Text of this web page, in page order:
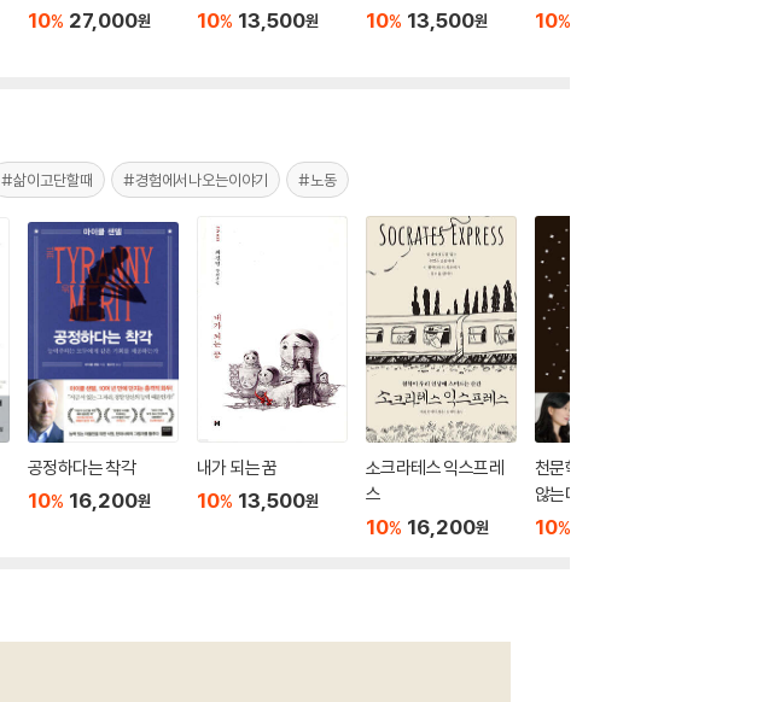
10% 27,000원 10% 13,500원 10% 13,500원 10%
#삶이고단할때 #경험에서나오는이야기 #노동
공정하다는 착각
10% 16,200원
내가 되는 꿈
10% 13,500원
소크라테스 익스프레
스
10% 16,200원
천문학자는 별을 보지
않는다
10%